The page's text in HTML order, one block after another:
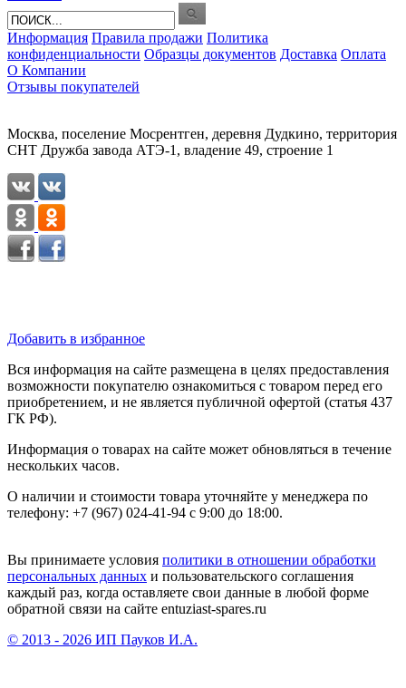
Информация Правила продажи Политика
конфиденциальности Образцы документов Доставка Оплата
О Компании
Отзывы покупателей
Москва, поселение Мосрентген, деревня Дудкино, территория
СНТ Дружба завода АТЭ-1, владение 49, строение 1
Добавить в избранное
Вся информация на сайте размещена в целях предоставления
возможности покупателю ознакомиться с товаром перед его
приобретением, и не является публичной офертой (статья 437
ГК РФ).
Информация о товарах на сайте может обновляться в течение
нескольких часов.
О наличии и стоимости товара уточняйте у менеджера по
телефону: +7 (967) 024-41-94 с 9:00 до 18:00.
Вы принимаете условия политики в отношении обработки
персональных данных и пользовательского соглашения
каждый раз, когда оставляете свои данные в любой форме
обратной связи на сайте entuziast-spares.ru
© 2013 - 2026 ИП Пауков И.А.